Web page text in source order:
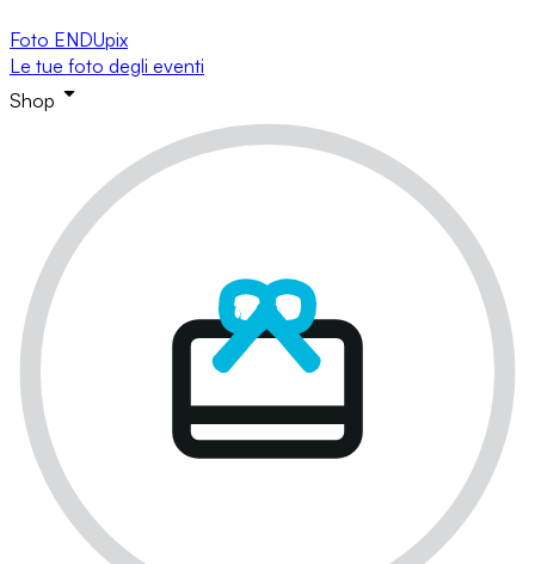
Foto ENDUpix
Le tue foto degli eventi
Shop